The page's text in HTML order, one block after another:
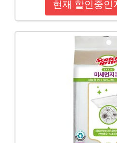
현재 할인중인